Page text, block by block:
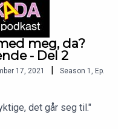
meg, da?
- Del 2
17, 2021 | Season 1 , Ep.
det går seg til."